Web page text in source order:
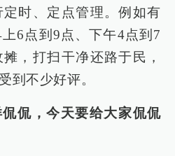
时、定点管理。例如有
6点到9点、下午4点到7
，打扫干净还路于民，
到不少好评。
侃，今天要给大家侃侃